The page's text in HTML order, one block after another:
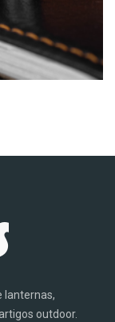
lanternas,
outdoor.